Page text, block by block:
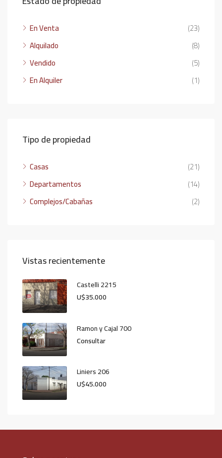
En Venta
(23)
Alquilado
(8)
Vendido
(5)
En Alquiler
(1)
Tipo de propiedad
Casas
(21)
Departamentos
(14)
Complejos/Cabañas
(2)
Vistas recientemente
Castelli 2215
U$35.000
Ramon y Cajal 700
Consultar
Liniers 206
U$45.000